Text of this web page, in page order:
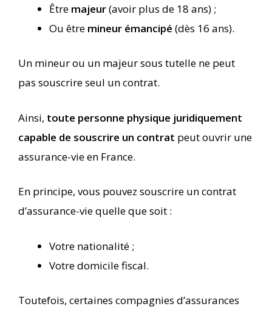
Être majeur(avoir plus de 18 ans) ;
Ou être mineur émancipé (dès 16 ans).
Un mineur ou un majeur sous tutelle ne peut
pas souscrire seul un contrat.
Ainsi, toute personne physique juridiquement
capable de souscrire un contrat peut ouvrir une
assurance-vie en France.
En principe, vous pouvez souscrire un contrat
d’assurance-vie quelle que soit :
Votre nationalité ;
Votre domicile fiscal.
Toutefois, certaines compagnies d’assurances